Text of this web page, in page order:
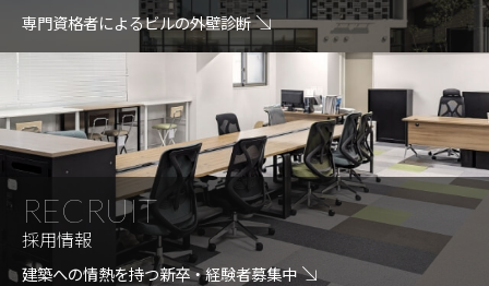
専門資格者によるビルの外壁診断
RECRUIT
採用情報
建築への情熱を持つ新卒・経験者募集中